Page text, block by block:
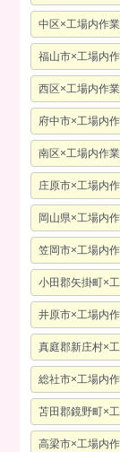
中区×工場内作
福山市×工場内
西区×工場内作
府中市×工場内
南区×工場内作
庄原市×工場内
岡山県×工場内
笠岡市×工場内
小田郡矢掛町×
井原市×工場内
真庭郡新庄村×
総社市×工場内
苫田郡鏡野町×
高梁市×工場内